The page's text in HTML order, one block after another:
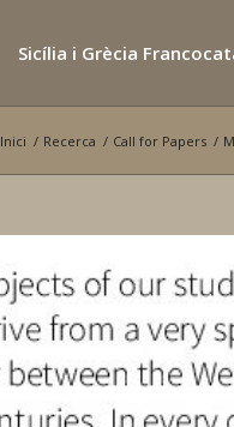
Sicília i Grècia
Inici / Recerca / Call for Papers /